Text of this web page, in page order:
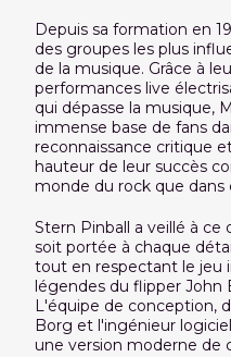
Depuis sa formation en
des groupes les plus
de la musique. Grâce à
performances live
qui dépasse la musique,
immense base de fans
reconnaissance critique
hauteur de leur succès
monde du rock que dans
Stern Pinball a veillé à
soit portée à chaque
tout en respectant le jeu
légendes du flipper John
L'équipe de conception,
Borg et l'ingénieur
une version moderne de